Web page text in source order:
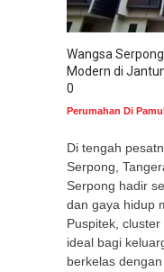
Wangsa
Modern di
0
Perumahan Di
Di tengah
Serpong,
Serpong hadir
dan gaya hidup
Puspitek,
ideal bagi
berkelas